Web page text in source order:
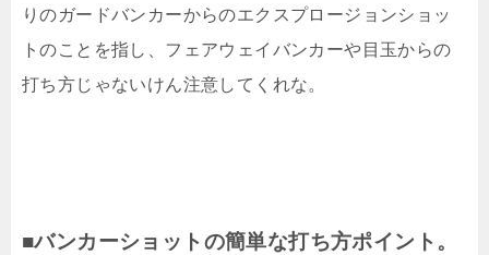
りのガードバンカーからのエクスプロージョンショッ
トのことを指し、フェアウェイバンカーや目玉からの
打ち方じゃないけん注意してくれな。
■バンカーショットの簡単な打ち方ポイント。